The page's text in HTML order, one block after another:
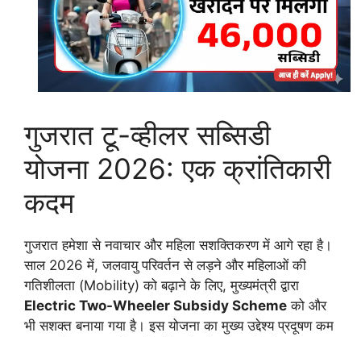
गुजरात टू-व्हीलर सब्सिडी
योजना 2026: एक क्रांतिकारी
कदम
गुजरात हमेशा से नवाचार और महिला सशक्तिकरण में आगे रहा है।
साल 2026 में, जलवायु परिवर्तन से लड़ने और महिलाओं की
गतिशीलता (Mobility) को बढ़ाने के लिए, मुख्यमंत्री द्वारा
Electric Two-Wheeler Subsidy Scheme को और
भी सशक्त बनाया गया है। इस योजना का मुख्य उद्देश्य प्रदूषण कम